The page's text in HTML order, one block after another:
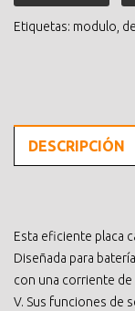
Etiquetas: modulo de
DESCRIPCIÓN
Esta eficiente placa
Diseñada para
con una corriente de
V. Sus funciones de